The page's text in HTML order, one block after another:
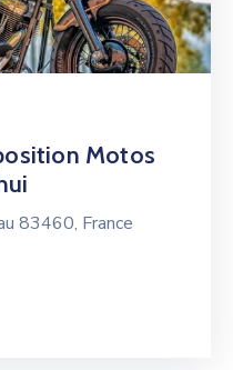
Motos
83460, France